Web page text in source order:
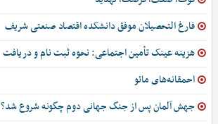
فارغ التحصیلان موفق دانشکده اقتصاد صنعتی شریف
هزینه عینک تأمین اجتماعی: نحوه ثبت نام و دریافت
احمقانه‌های مائو
جهش آلمان پس از جنگ جهانی دوم چگونه شروع شد؟